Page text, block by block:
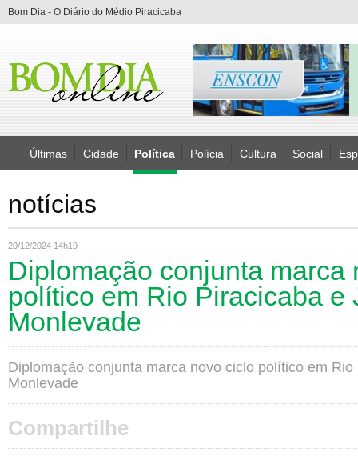
Bom Dia - O Diário do Médio Piracicaba
Últimas Cidade Política Polícia Cultura Social
notícias
20/12/2024 14h19
Diplomação conjunta marca
político em Rio Piracicaba e
Monlevade
Diplomação conjunta marca novo ciclo político em
Monlevade
Compartilhe